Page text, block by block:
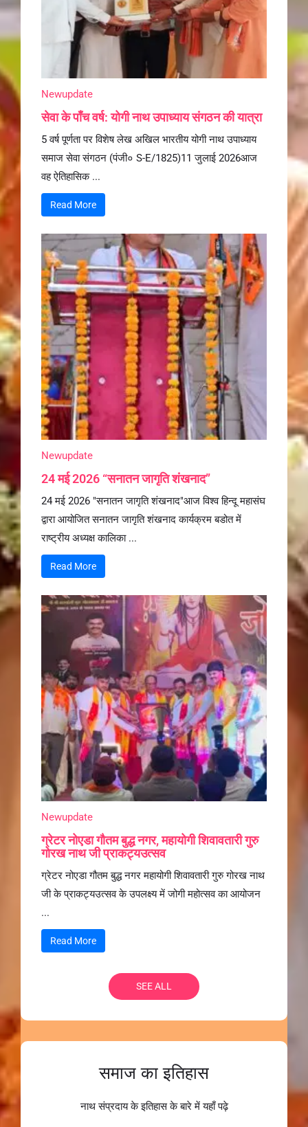
Newupdate
सेवा के पाँच वर्ष: योगी नाथ उपाध्याय संगठन की यात्रा
5 वर्ष पूर्णता पर विशेष लेख अखिल भारतीय योगी नाथ उपाध्याय
समाज सेवा संगठन (पंजी० S-E/1825)11 जुलाई 2026आज
वह ऐतिहासिक ...
Read More
Newupdate
24 मई 2026 “सनातन जागृति शंखनाद”
24 मई 2026 "सनातन जागृति शंखनाद"आज विश्व हिन्दू महासंघ
द्वारा आयोजित सनातन जागृति शंखनाद कार्यक्रम बडोत में
राष्ट्रीय अध्यक्ष कालिका ...
Read More
Newupdate
ग्रेटर नोएडा गौतम बुद्ध नगर, महायोगी शिवावतारी गुरु
गोरख नाथ जी प्राकट्यउत्सव
ग्रेटर नोएडा गौतम बुद्ध नगर महायोगी शिवावतारी गुरु गोरख नाथ
जी के प्राकट्यउत्सव के उपलक्ष्य में जोगी महोत्सव का आयोजन
...
Read More
SEE ALL
समाज का इतिहास
नाथ संप्रदाय के इतिहास के बारे में यहाँ पढ़े